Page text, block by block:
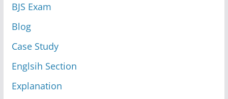
BJS Exam
Blog
Case Study
Englsih Section
Explanation